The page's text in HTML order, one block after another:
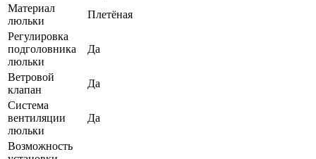
Материал
люльки
Плетёная
Регулировка
подголовника
люльки
Да
Ветровой
клапан
Да
Система
вентиляции
люльки
Да
Возможность